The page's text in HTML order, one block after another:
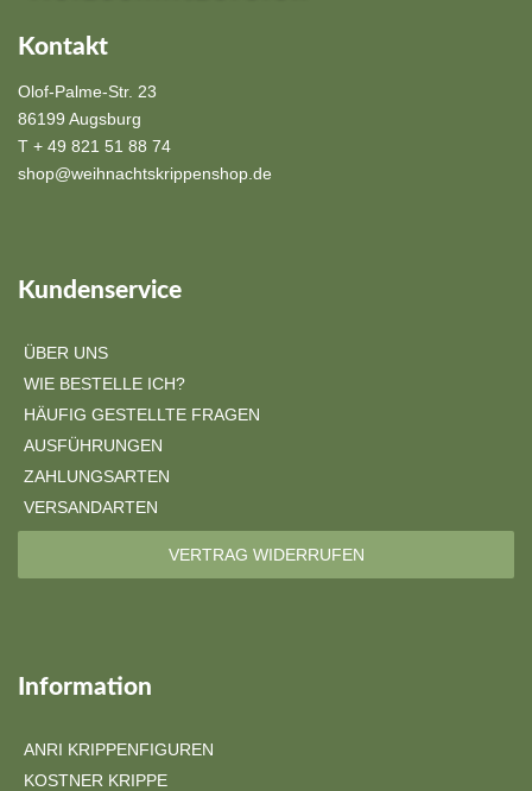
Kontakt
Olof-Palme-Str. 23
86199 Augsburg
T + 49 821 51 88 74
shop@weihnachtskrippenshop.de
Kundenservice
ÜBER UNS
WIE BESTELLE ICH?
HÄUFIG GESTELLTE FRAGEN
AUSFÜHRUNGEN
ZAHLUNGSARTEN
VERSANDARTEN
VERTRAG WIDERRUFEN
Information
ANRI KRIPPENFIGUREN
KOSTNER KRIPPE